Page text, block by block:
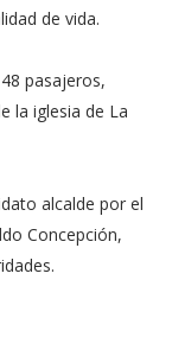
de vida.
pasajeros,
la iglesia de La
alcalde por el
Concepción,